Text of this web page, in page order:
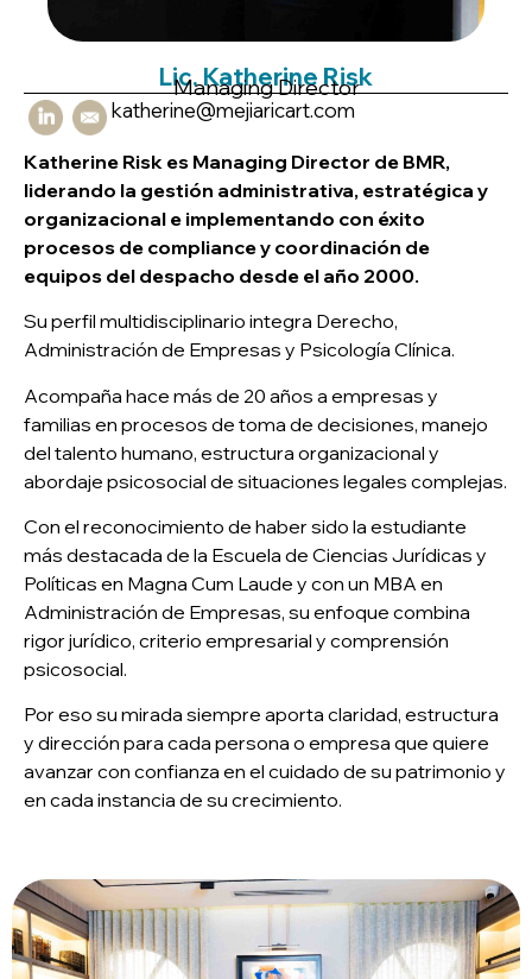
Lic. Katherine Risk
Managing Director
katherine@mejiaricart.com
Katherine Risk es Managing Director de BMR,
liderando la gestión administrativa, estratégica y
organizacional e implementando con éxito
procesos de compliance y coordinación de
equipos del despacho desde el año 2000.
Su perfil multidisciplinario integra Derecho,
Administración de Empresas y Psicología Clínica.
Acompaña hace más de 20 años a empresas y
familias en procesos de toma de decisiones, manejo
del talento humano, estructura organizacional y
abordaje psicosocial de situaciones legales complejas.
Con el reconocimiento de haber sido la estudiante
más destacada de la Escuela de Ciencias Jurídicas y
Políticas en Magna Cum Laude y con un MBA en
Administración de Empresas, su enfoque combina
rigor jurídico, criterio empresarial y comprensión
psicosocial.
Por eso su mirada siempre aporta claridad, estructura
y dirección para cada persona o empresa que quiere
avanzar con confianza en el cuidado de su patrimonio y
en cada instancia de su crecimiento.